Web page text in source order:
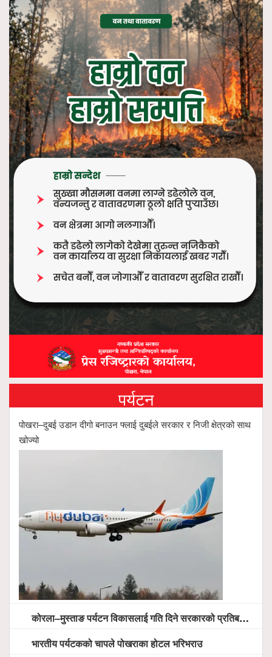
पर्यटन
पोखरा–दुबई उडान दीगो बनाउन फ्लाई दुबईले सरकार र निजी क्षेत्रको साथ
खोज्यो
कोरला–मुस्ताङ पर्यटन विकासलाई गति दिने सरकारको प्रतिबद्धता, स्थानीय सरोकारवालासँग व्यापक छलफल
भारतीय पर्यटकको चापले पोखराका होटल भरिभराउ